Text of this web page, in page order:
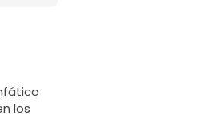
los